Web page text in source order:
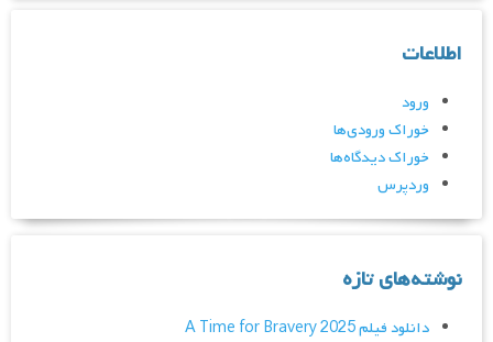
اطلاعات
ورود
خوراک ورودی‌ها
خوراک دیدگاه‌ها
وردپرس
نوشته‌های تازه
دانلود فیلم A Time for Bravery 2025